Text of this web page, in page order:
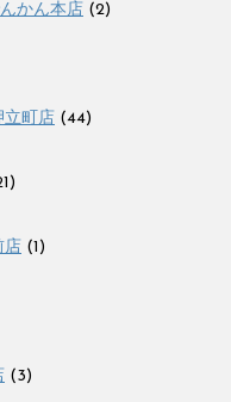
かん本店 (2)
立町店 (44)
店 (1)
(3)